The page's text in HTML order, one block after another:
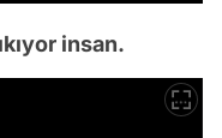
insan.